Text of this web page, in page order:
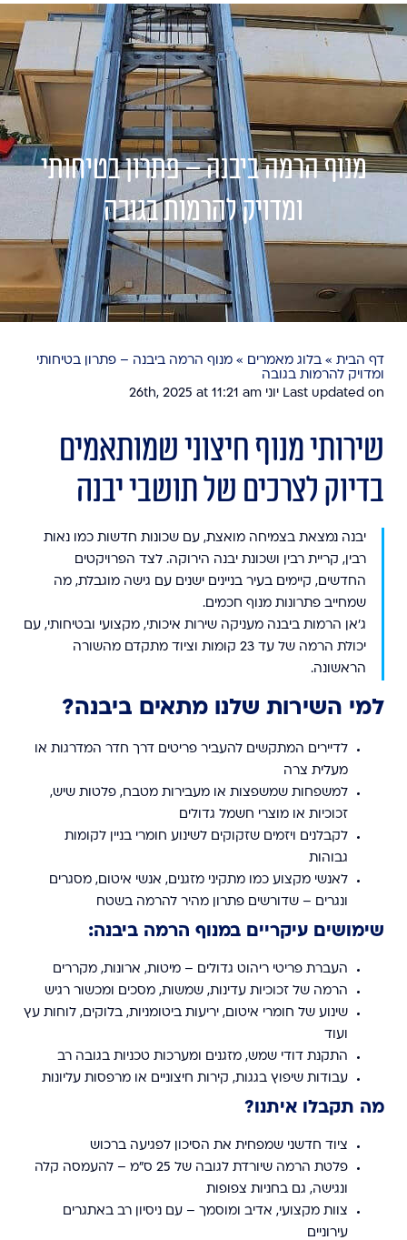
מנוף הרמה ביבנה – פתרון בטיחותי
ומדויק להרמות בגובה
דף הבית » בלוג מאמרים » מנוף הרמה ביבנה – פתרון בטיחותי
ומדויק להרמות בגובה
Last updated on יוני 26th, 2025 at 11:21 am
שירותי מנוף חיצוני שמותאמים
בדיוק לצרכים של תושבי יבנה
יבנה נמצאת בצמיחה מואצת, עם שכונות חדשות כמו נאות
רבין, קריית רבין ושכונת יבנה הירוקה. לצד הפרויקטים
החדשים, קיימים בעיר בניינים ישנים עם גישה מוגבלת, מה
שמחייב פתרונות מנוף חכמים.
ג’אן הרמות ביבנה מעניקה שירות איכותי, מקצועי ובטיחותי, עם
יכולת הרמה של עד 23 קומות וציוד מתקדם מהשורה
הראשונה.
למי השירות שלנו מתאים ביבנה?
לדיירים המתקשים להעביר פריטים דרך חדר המדרגות או
מעלית צרה
למשפחות שמשפצות או מעבירות מטבח, פלטות שיש,
זכוכיות או מוצרי חשמל גדולים
לקבלנים ויזמים שזקוקים לשינוע חומרי בניין לקומות
גבוהות
לאנשי מקצוע כמו מתקיני מזגנים, אנשי איטום, מסגרים
ונגרים – שדורשים פתרון מהיר להרמה בשטח
שימושים עיקריים במנוף הרמה ביבנה:
העברת פריטי ריהוט גדולים – מיטות, ארונות, מקררים
הרמה של זכוכיות עדינות, שמשות, מסכים ומכשור רגיש
שינוע של חומרי איטום, יריעות ביטומניות, בלוקים, לוחות עץ
ועוד
התקנת דודי שמש, מזגנים ומערכות טכניות בגובה רב
עבודות שיפוץ בגגות, קירות חיצוניים או מרפסות עליונות
מה תקבלו איתנו?
ציוד חדשני שמפחית את הסיכון לפגיעה ברכוש
פלטת הרמה שיורדת לגובה של 25 ס"מ – להעמסה קלה
ונגישה, גם בחניות צפופות
צוות מקצועי, אדיב ומוסמך – עם ניסיון רב באתגרים
עירוניים